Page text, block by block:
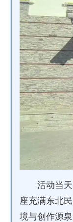
活动当
座充满东北
境与创作源